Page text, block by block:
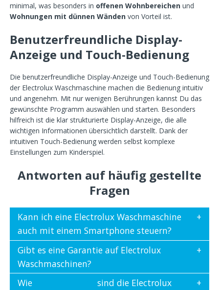
minimal, was besonders in offenen Wohnbereichen und
Wohnungen mit dünnen Wänden von Vorteil ist.
Benutzerfreundliche Display-
Anzeige und Touch-Bedienung
Die benutzerfreundliche Display-Anzeige und Touch-Bedienung
der Electrolux Waschmaschine machen die Bedienung intuitiv
und angenehm. Mit nur wenigen Berührungen kannst Du das
gewünschte Programm auswählen und starten. Besonders
hilfreich ist die klar strukturierte Display-Anzeige, die alle
wichtigen Informationen übersichtlich darstellt. Dank der
intuitiven Touch-Bedienung werden selbst komplexe
Einstellungen zum Kinderspiel.
Antworten auf häufig gestellte
Fragen
Kann ich eine Electrolux Waschmaschine
auch mit einem Smartphone steuern?
Gibt es eine Garantie auf Electrolux
Waschmaschinen?
Wie
sind die Electrolux